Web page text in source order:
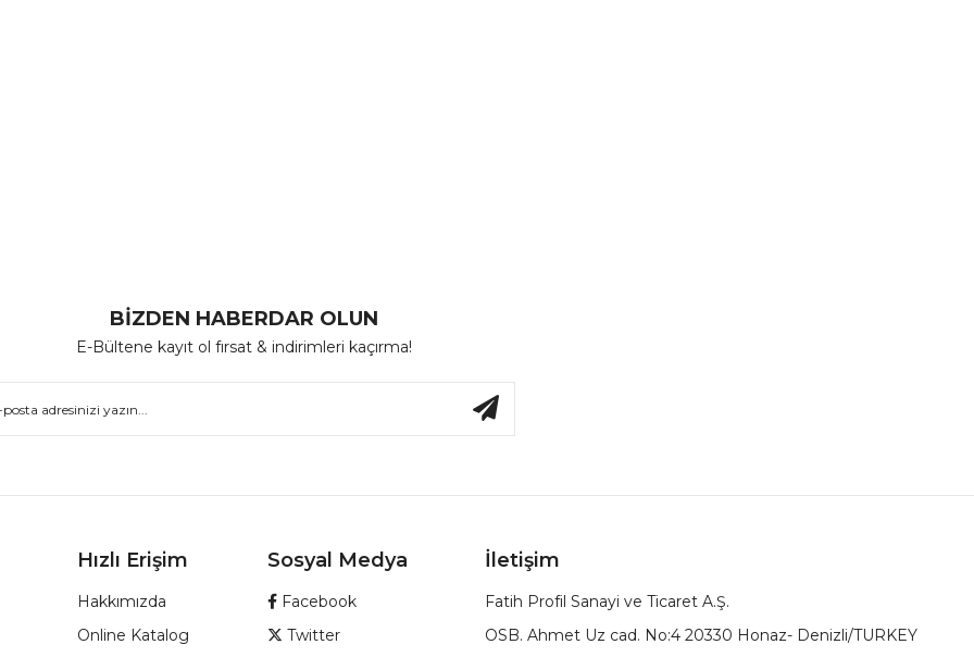
BİZDEN HABERDAR OLUN
E-Bültene kayıt ol fırsat & indirimleri kaçırma!
Hızlı Erişim
Hakkımızda
Online Katalog
Sosyal Medya
Facebook
Twitter
İletişim
Fatih Profil Sanayi ve Ticaret A.Ş.
OSB. Ahmet Uz cad. No:4 20330 Honaz- Denizli/TURKEY